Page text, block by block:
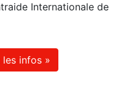
Internationale de
infos »